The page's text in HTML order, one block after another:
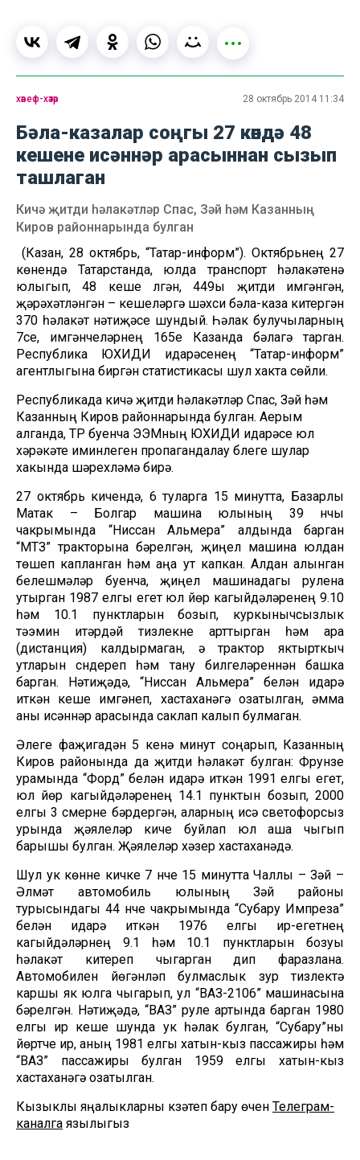
хәвеф-хәтәр 28 октябрь 2014 11:34
Бәла-казалар соңгы 27 көндә 48
кешене исәннәр арасыннан сызып
ташлаган
Кичә җитди һәлакәтләр Спас, Зәй һәм Казанның
Киров районнарында булган
(Казан, 28 октябрь, “Татар-информ”). Октябрьнең 27
көнендә Татарстанда, юлда транспорт һәлакәтенә
юлыгып, 48 кеше үлгән, 449ы җитди имгәнгән,
җәрәхәтләнгән – кешеләргә шәхси бәла-каза китергән
370 һәлакәт нәтиҗәсе шундый. Һәлак булучыларның
7се, имгәнүчеләрнең 165е Казанда бәлагә тарган.
Республика ЮХИДИ идарәсенең “Татар-информ”
агентлыгына биргән статистикасы шул хакта сөйли.
Республикада кичә җитди һәлакәтләр Спас, Зәй һәм
Казанның Киров районнарында булган. Аерым
алганда, ТР буенча ЭЭМның ЮХИДИ идарәсе юл
хәрәкәте иминлеген пропагандалау бүлеге шулар
хакында шәрехләмә бирә.
27 октябрь кичендә, 6 туларга 15 минутта, Базарлы
Матак – Болгар машина юлының 39 нчы
чакрымында “Ниссан Альмера” алдында барган
“МТЗ” тракторына бәрелгән, җиңел машина юлдан
төшеп капланган һәм аңа ут капкан. Алдан алынган
белешмәләр буенча, җиңел машинадагы рулена
утырган 1987 елгы егет юл йөрү кагыйдәләренең 9.10
һәм 10.1 пунктларын бозып, куркынычсызлык
тәэмин итәрдәй тизлекне арттырган һәм ара
(дистанция) калдырмаган, ә трактор яктырткыч
утларын сүндереп һәм тану билгеләреннән башка
барган. Нәтиҗәдә, “Ниссан Альмера” белән идарә
иткән кеше имгәнеп, хастаханәгә озатылган, әмма
аны исәннәр арасында саклап калып булмаган.
Әлеге фаҗигадән 5 кенә минут соңарып, Казанның
Киров районында да җитди һәлакәт булган: Фрунзе
урамында “Форд” белән идарә иткән 1991 елгы егет,
юл йөрү кагыйдәләренең 14.1 пунктын бозып, 2000
елгы 3 үсмерне бәрдергән, аларның исә светофорсыз
урында җәяүлеләр кичүе буйлап юл аша чыгып
барышы булган. Җәяүлеләр хәзер хастаханәдә.
Шул ук көнне кичке 7 нче 15 минутта Чаллы – Зәй –
Әлмәт автомобиль юлының Зәй районы
турысындагы 44 нче чакрымында “Субару Импреза”
белән идарә иткән 1976 елгы ир-егетнең
кагыйдәләрнең 9.1 һәм 10.1 пунктларын бозуы
һәлакәт китереп чыгарган дип фаразлана.
Автомобилен йөгәнләп булмаслык зур тизлектә
каршы як юлга чыгарып, ул “ВАЗ-2106” машинасына
бәрелгән. Нәтиҗәдә, “ВАЗ” руле артында барган 1980
елгы ир кеше шунда ук һәлак булган, “Субару”ны
йөртүче ир, аның 1981 елгы хатын-кыз пассажиры һәм
“ВАЗ” пассажиры булган 1959 елгы хатын-кыз
хастаханәгә озатылган.
Кызыклы яңалыкларны күзәтеп бару өчен Телеграм-
каналга язылыгыз